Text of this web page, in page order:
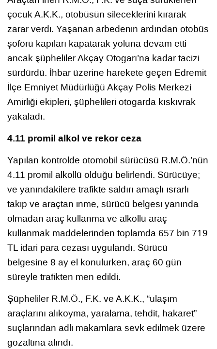
çocuk A.K.K., otobüsün sileceklerini kırarak
zarar verdi. Yaşanan arbedenin ardından otobüs
şoförü kapıları kapatarak yoluna devam etti
ancak şüpheliler Akçay Otogarı’na kadar tacizi
sürdürdü. İhbar üzerine harekete geçen Edremit
İlçe Emniyet Müdürlüğü Akçay Polis Merkezi
Amirliği ekipleri, şüphelileri otogarda kıskıvrak
yakaladı.
4.11 promil alkol ve rekor ceza
Yapılan kontrolde otomobil sürücüsü R.M.Ö.’nün
4.11 promil alkollü olduğu belirlendi. Sürücüye;
ve yanındakilere trafikte saldırı amaçlı ısrarlı
takip ve araçtan inme, sürücü belgesi yanında
olmadan araç kullanma ve alkollü araç
kullanmak maddelerinden toplamda 657 bin 719
TL idari para cezası uygulandı. Sürücü
belgesine 8 ay el konulurken, araç 60 gün
süreyle trafikten men edildi.
Şüpheliler R.M.Ö., F.K. ve A.K.K., “ulaşım
araçlarını alıkoyma, yaralama, tehdit, hakaret”
suçlarından adli makamlara sevk edilmek üzere
gözaltına alındı.